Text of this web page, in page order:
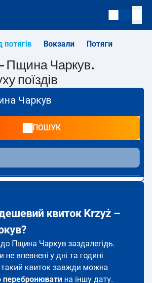
потягів Вокзали Потяги
Пщина Чаркув.
поїздів
Чаркув
ПОШУК
квиток Krzyż –
до Пщина Чаркув заздалегідь.
впевнені у дні та годині
такий квиток завжди можна
перебронювати на іншу дату.